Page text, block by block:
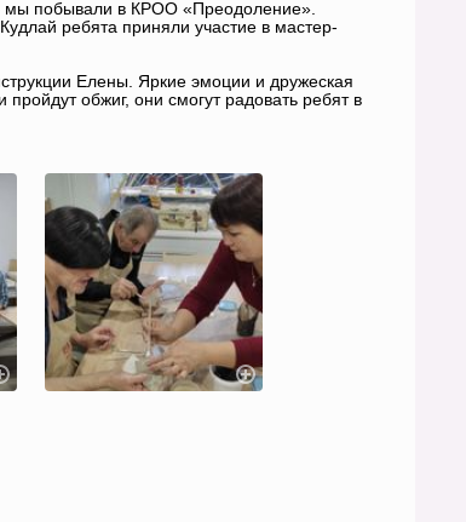
мы побывали в КРОО «Преодоление».
ребята приняли участие в мастер-
Елены. Яркие эмоции и дружеская
обжиг, они смогут радовать ребят в